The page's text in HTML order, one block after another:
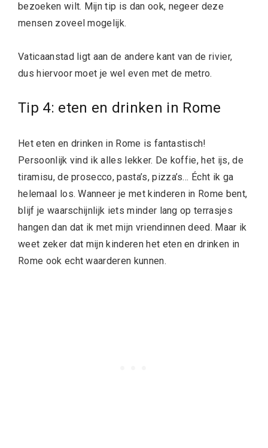
bezoeken wilt. Mijn tip is dan ook, negeer deze
mensen zoveel mogelijk.
Vaticaanstad ligt aan de andere kant van de rivier,
dus hiervoor moet je wel even met de metro.
Tip 4: eten en drinken in Rome
Het eten en drinken in Rome is fantastisch!
Persoonlijk vind ik alles lekker. De koffie, het ijs, de
tiramisu, de prosecco, pasta’s, pizza’s… Écht ik ga
helemaal los. Wanneer je met kinderen in Rome bent,
blijf je waarschijnlijk iets minder lang op terrasjes
hangen dan dat ik met mijn vriendinnen deed. Maar ik
weet zeker dat mijn kinderen het eten en drinken in
Rome ook echt waarderen kunnen.